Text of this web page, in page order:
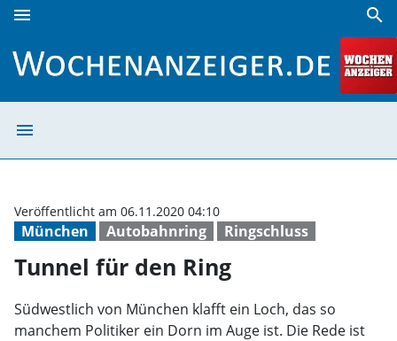
menu search
menu
München Autobahnring Ringschluss
Veröffentlicht am 06.11.2020 04:10
Tunnel für den Ring
Südwestlich von München klafft ein Loch, das so
manchem Politiker ein Dorn im Auge ist. Die Rede ist